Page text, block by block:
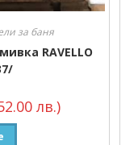
за баня
RAVELLO
лв.)